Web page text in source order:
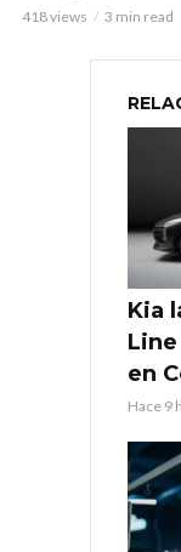
418 views 3 min read
Kia
en
Hace 9